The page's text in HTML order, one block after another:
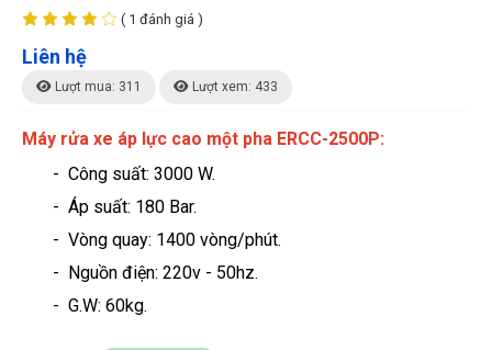
( 1 đánh giá )
Liên hệ
Lượt mua: 311 Lượt xem: 433
Máy rửa xe áp lực cao một pha ERCC-2500P:
- Công suất: 3000 W.
- Áp suất: 180 Bar.
- Vòng quay: 1400 vòng/phút.
- Nguồn điện: 220v - 50hz.
- G.W: 60kg.